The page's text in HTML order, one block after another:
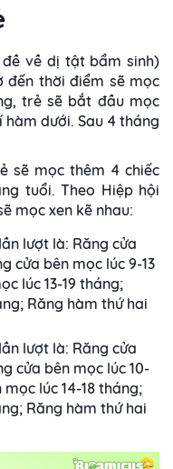
về dị tật bẩm sinh)
đến thời điểm sẽ mọc
trẻ sẽ bắt đầu mọc
dưới. Sau 4 tháng
sẽ mọc thêm 4 chiếc
tuổi. Theo Hiệp hội
mọc xen kẽ nhau:
lượt là: Răng cửa
cửa bên mọc lúc 9-13
lúc 13-19 tháng;
Răng hàm thứ hai
lượt là: Răng cửa
cửa bên mọc lúc 10-
lúc 14-18 tháng;
Răng hàm thứ hai